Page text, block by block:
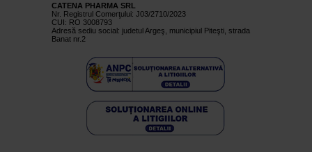
CATENA PHARMA SRL
Nr. Registrul Comerţului: J03/2710/2023
CUI: RO 3008793
Adresă sediu social: judetul Argeş, municipiul Piteşti, strada
Banat nr.2